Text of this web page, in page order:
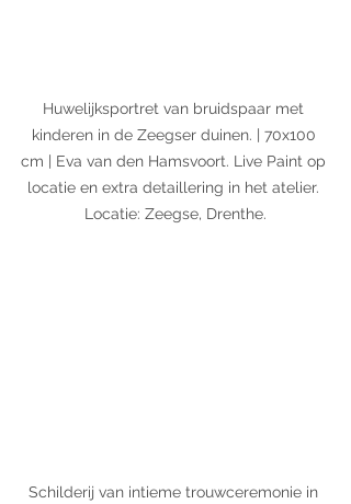
Huwelijksportret van bruidspaar met
kinderen in de Zeegser duinen. | 70x100
cm | Eva van den Hamsvoort. Live Paint op
locatie en extra detaillering in het atelier.
Locatie: Zeegse, Drenthe.
Schilderij van intieme trouwceremonie in